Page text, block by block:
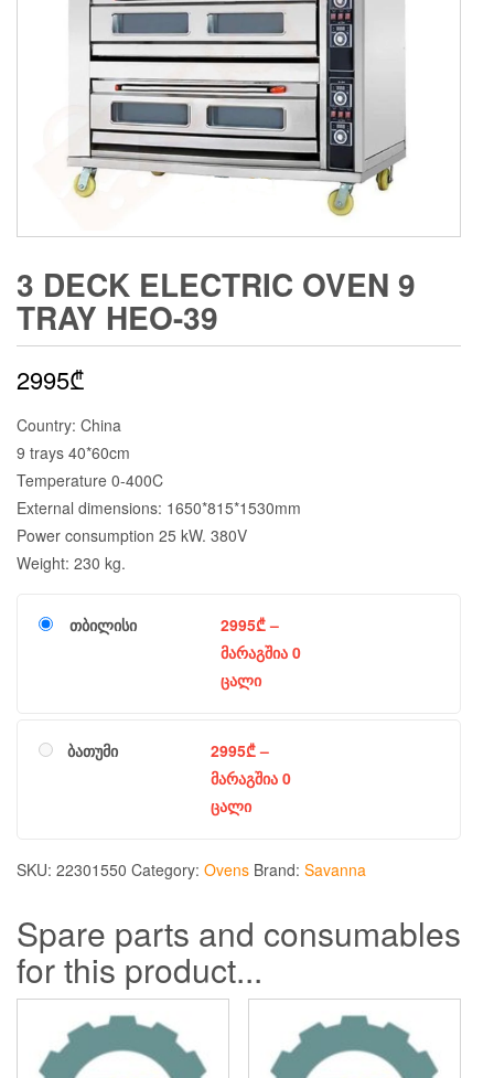
3 DECK ELECTRIC OVEN 9
TRAY HEO-39
2995₾
Country: China
9 trays 40*60cm
Temperature 0-400C
External dimensions: 1650*815*1530mm
Power consumption 25 kW. 380V
Weight: 230 kg.
თბილისი 2995₾–
მარაგშია 0
ცალი
ბათუმი 2995₾–
მარაგშია 0
ცალი
SKU: 22301550 Category: Ovens Brand: Savanna
Spare parts and consumables
for this product...